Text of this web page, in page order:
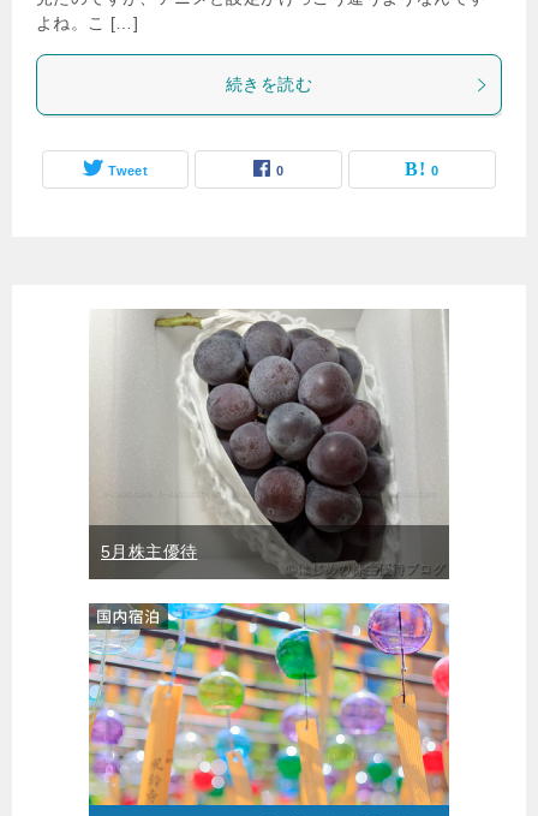
よね。こ […]
続きを読む
Tweet 0 0
5月株主優待